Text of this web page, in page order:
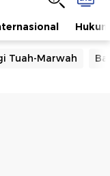
Hukum
Tuah-Marwah